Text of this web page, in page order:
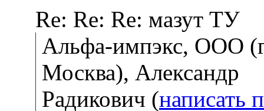
Re: Re: Re: мазут ТУ
Альфа-импэкс, ООО
Москва), Александр
Радикович (написать